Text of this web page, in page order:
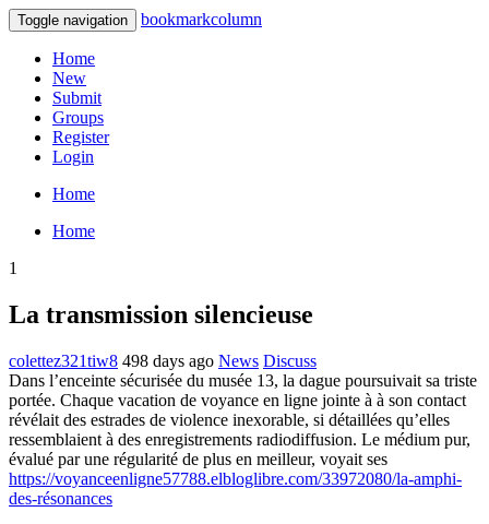
Toggle navigation bookmarkcolumn
Home
New
Submit
Groups
Register
Login
Home
Home
1
La transmission silencieuse
colettez321tiw8 498 days ago News Discuss
Dans l’enceinte sécurisée du musée 13, la dague poursuivait sa triste
portée. Chaque vacation de voyance en ligne jointe à à son contact
révélait des estrades de violence inexorable, si détaillées qu’elles
ressemblaient à des enregistrements radiodiffusion. Le médium pur,
évalué par une régularité de plus en meilleur, voyait ses
https://voyanceenligne57788.elbloglibre.com/33972080/la-amphi-
des-résonances